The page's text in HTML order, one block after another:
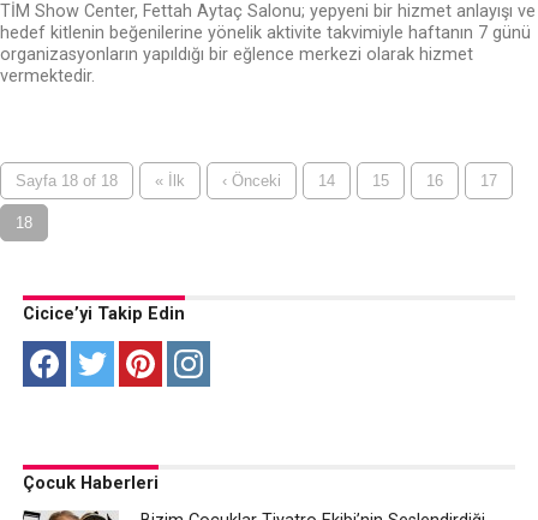
TİM Show Center, Fettah Aytaç Salonu; yepyeni bir hizmet anlayışı ve
hedef kitlenin beğenilerine yönelik aktivite takvimiyle haftanın 7 günü
organizasyonların yapıldığı bir eğlence merkezi olarak hizmet
vermektedir.
Sayfa 18 of 18 « İlk ‹ Önceki 14 15 16 17
18
Cicice’yi Takip Edin
Çocuk Haberleri